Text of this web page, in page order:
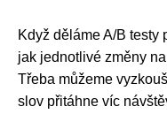
Když děláme A/B testy
jak jednotlivé změny
Třeba můžeme
slov přitáhne víc